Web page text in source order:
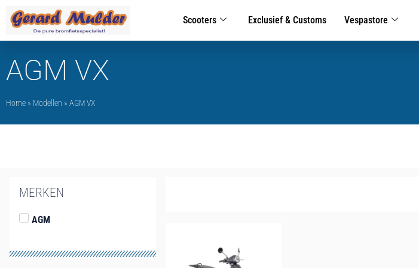
Scooters Exclusief & Customs Vespastore
AGM VX
Home » Modellen » AGM VX
MERKEN
AGM